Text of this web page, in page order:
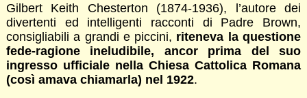
Gilbert Keith Chesterton (1874-1936), l’autore dei
divertenti ed intelligenti racconti di Padre Brown,
consigliabili a grandi e piccini, riteneva la questione
fede-ragione ineludibile, ancor prima del suo
ingresso ufficiale nella Chiesa Cattolica Romana
(così amava chiamarla) nel 1922.